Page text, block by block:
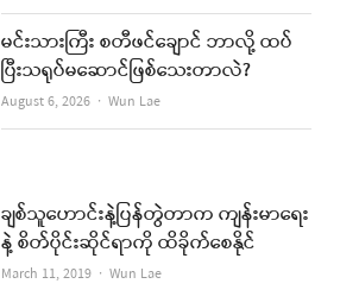
မင်းသားကြီး စတီဖင်ချောင် ဘာလို့ ထပ်
ပြီးသရုပ်မဆောင်ဖြစ်သေးတာလဲ?
August 6, 2026 Author
Wun Lae
ချစ်သူဟောင်းနဲ့ပြန်တွဲတာက ကျန်းမာရေး
နဲ့ စိတ်ပိုင်းဆိုင်ရာကို ထိခိုက်စေနိုင်
March 11, 2019 Author
Wun Lae